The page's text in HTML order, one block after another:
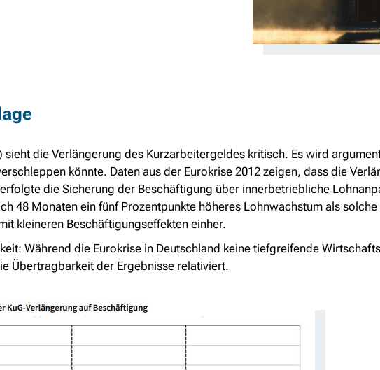
die Verlängerung des Kurzarbeitergeldes kritisch. Es wird
könnte. Daten aus der Eurokrise 2012 zeigen, dass die
die Sicherung der Beschäftigung über innerbetriebliche
48 Monaten ein fünf Prozentpunkte höheres Lohnwachstum als
kleineren Beschäftigungseffekten einher.
Während die Eurokrise in Deutschland keine tiefgreifende
Übertragbarkeit der Ergebnisse relativiert.